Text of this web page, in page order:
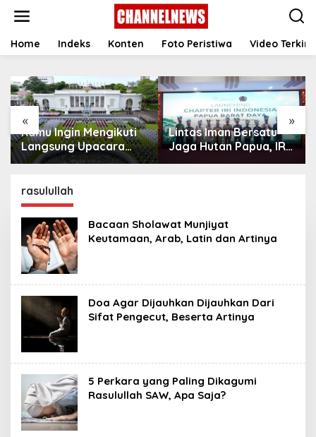
t
Home Indeks Konten Foto Peristiwa Video Terkini
« »
Kamu Ingin Mengikuti
Langsung Upacara
HUT Ke-81
Istana? Ini Link
Pendaftaran Resminya
di Sini
Lintas Iman Bersatu
Jaga Hutan Papua, IRI
Indonesia Resmikan
rasulullah
Bacaan Sholawat Munjiyat
‎Keutamaan, Arab, Latin dan ‎Artinya
Doa Agar Dijauhkan Dijauhkan Dari
Sifat Pengecut, Beserta Artinya
5 Perkara yang Paling Dikagumi
Rasulullah SAW, Apa Saja?